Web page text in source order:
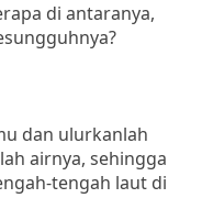
di antaranya,
dan ulurkanlah
airnya, sehingga
tengah laut di